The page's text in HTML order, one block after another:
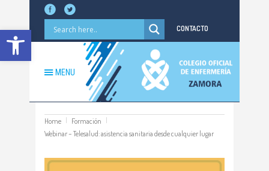
Abrir barra de herramientas CONTACTO
MENU
Home
Formación
Webinar – Telesalud: asistencia sanitaria desde cualquier lugar